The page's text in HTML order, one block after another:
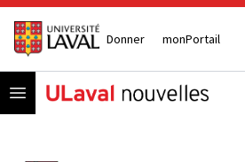
Donner monPortail
Open menu